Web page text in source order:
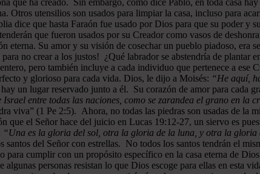
utensilios son usados para limpiar la casa, incluso para
dice que hasta Faraón fue usado por Dios para que su poder y
que fueron usados por su Creador como vasos de
eterna. Su amor y su visión de cosechar un pueblo piadoso, era
no crear a los justos! ¿Qué labrador se abstendría de plantar
pero también incluye a cada individuo que pertenece a ese
y glorioso para cada vida. Dios, le dijo a Moisés: “He aquí,
un lugar reservado junto a él. Su corazón de amor para cada
entre todas las naciones, como se zarandea el grano en la
viva” (1 Pe 2:5). Ahora, no todas las piedras son usadas de la
que el Señor hace del juicio en Lucas 19:12-27, un siervo es
“Una es la gloria del sol, otra la gloria de la luna, y otra la gloria
del Señor con estrellas. No todos los santos tendrán el
cumplir con un propósito específico en la casa eterna de
personas resistan lo que Dios escoge para ellas en esta